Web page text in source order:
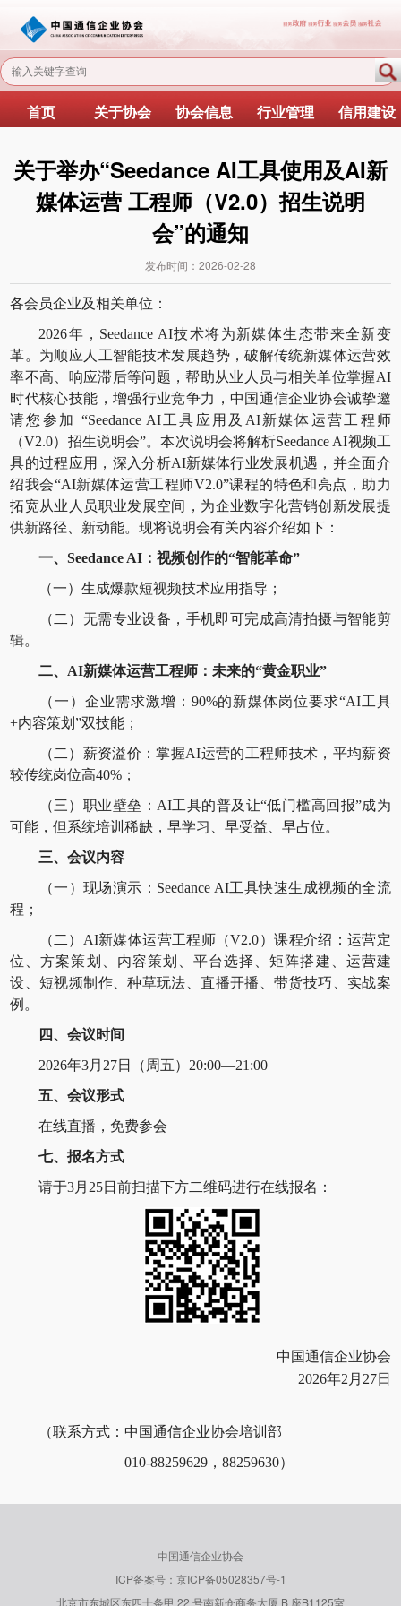
首页 关于协会 协会信息 行业管理 信用建设
关于举办“Seedance AI工具使用及AI新
媒体运营 工程师（V2.0）招生说明
会”的通知
发布时间： 2026-02-28
各会员企业及相关单位：
2026年，Seedance AI技术将为新媒体生态带来全新变
革。为顺应人工智能技术发展趋势，破解传统新媒体运营效
率不高、响应滞后等问题，帮助从业人员与相关单位掌握AI
时代核心技能，增强行业竞争力，中国通信企业协会诚挚邀
请您参加 “Seedance AI工具应用及AI新媒体运营工程师
（V2.0）招生说明会”。本次说明会将解析Seedance AI视频工
具的过程应用，深入分析AI新媒体行业发展机遇，并全面介
绍我会“AI新媒体运营工程师V2.0”课程的特色和亮点，助力
拓宽从业人员职业发展空间，为企业数字化营销创新发展提
供新路径、新动能。现将说明会有关内容介绍如下：
一、Seedance AI：视频创作的“智能革命”
（一）生成爆款短视频技术应用指导；
（二）无需专业设备，手机即可完成高清拍摄与智能剪
辑。
二、AI新媒体运营工程师：未来的“黄金职业”
（一）企业需求激增：90%的新媒体岗位要求“AI工具
+内容策划”双技能；
（二）薪资溢价：掌握AI运营的工程师技术，平均薪资
较传统岗位高40%；
（三）职业壁垒：AI工具的普及让“低门槛高回报”成为
可能，但系统培训稀缺，早学习、早受益、早占位。
三、会议内容
（一）现场演示：Seedance AI工具快速生成视频的全流
程；
（二）AI新媒体运营工程师（V2.0）课程介绍：运营定
位、方案策划、内容策划、平台选择、矩阵搭建、运营建
设、短视频制作、种草玩法、直播开播、带货技巧、实战案
例。
四、会议时间
2026年3月27日（周五）20:00—21:00
五、会议形式
在线直播，免费参会
七、报名方式
请于3月25日前扫描下方二维码进行在线报名：
中国通信企业协会
2026年2月27日
（联系方式：中国通信企业协会培训部
010-88259629，88259630）
中国通信企业协会
ICP备案号：京ICP备05028357号-1
北京市东城区东四十条甲 22 号南新仓商务大厦 B 座B1125室